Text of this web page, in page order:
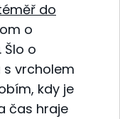
do
o
o
s vrcholem
kdy je
čas hraje